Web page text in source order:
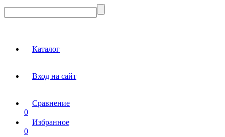
Каталог
Вход на сайт
Сравнение
0
Избранное
0